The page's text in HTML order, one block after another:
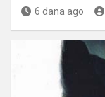
6 dana ago